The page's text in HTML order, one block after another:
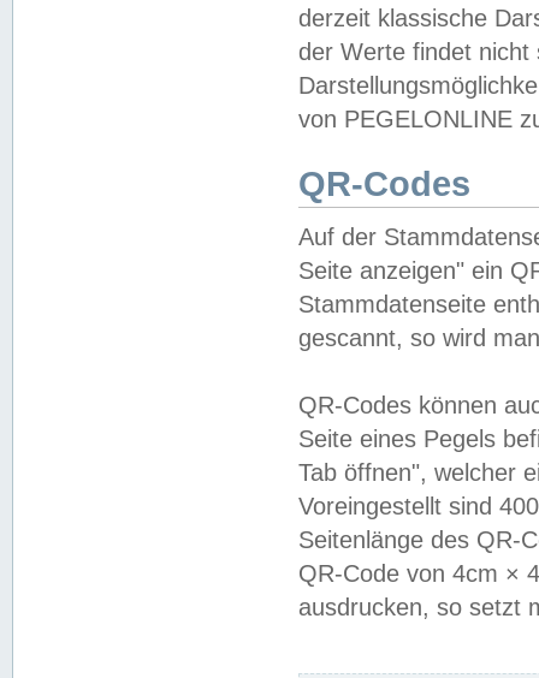
derzeit klassische
der Werte findet
von PEGELONLINE
QR-Codes
Auf der
Seite anzeigen" ein
Stammdatenseite
gescannt, so wird
QR-Codes können
Seite eines Pegels
Tab öffnen", welcher
Voreingestellt sind
Seitenlänge des QR-
QR-Code von 4cm ×
ausdrucken, so setzt